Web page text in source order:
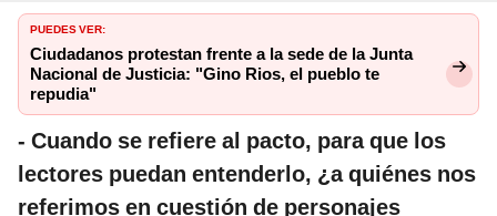
PUEDES VER:
Ciudadanos protestan frente a la sede de la Junta
Nacional de Justicia: "Gino Rios, el pueblo te
repudia"
- Cuando se refiere al pacto, para que los
lectores puedan entenderlo, ¿a quiénes nos
referimos en cuestión de personajes